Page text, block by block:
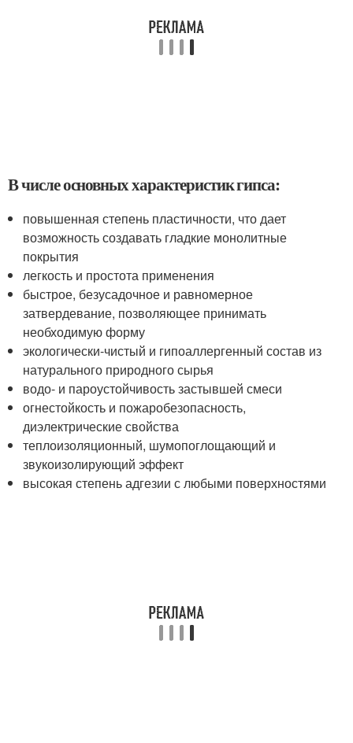
В числе основных характеристик гипса:
повышенная степень пластичности, что дает
возможность создавать гладкие монолитные
покрытия
легкость и простота применения
быстрое, безусадочное и равномерное
затвердевание, позволяющее принимать
необходимую форму
экологически-чистый и гипоаллергенный состав из
натурального природного сырья
водо- и пароустойчивость застывшей смеси
огнестойкость и пожаробезопасность,
диэлектрические свойства
теплоизоляционный, шумопоглощающий и
звукоизолирующий эффект
высокая степень адгезии с любыми поверхностями